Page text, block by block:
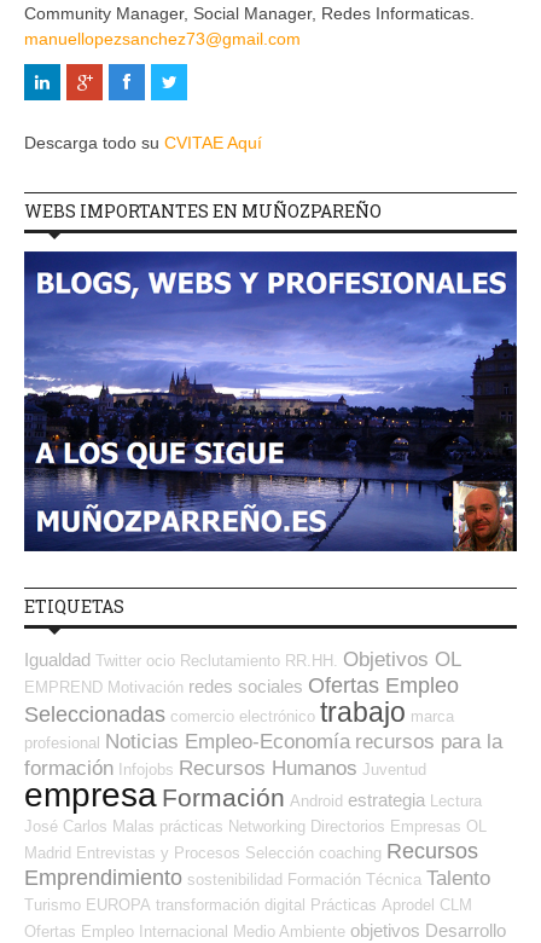
Community Manager, Social Manager, Redes Informaticas.
manuellopezsanchez73@gmail.com
Descarga todo su CVITAE Aquí
WEBS IMPORTANTES EN MUÑOZPAREÑO
ETIQUETAS
Igualdad Twitter ocio Reclutamiento RR.HH. Objetivos OL
EMPREND Motivación redes sociales Ofertas Empleo
Seleccionadas comercio electrónico trabajo marca
profesional
Noticias Empleo-Economía recursos para la
formación Infojobs Recursos Humanos Juventud
empresa Formación Android estrategia Lectura
José Carlos Malas prácticas Networking Directorios Empresas OL
Madrid Entrevistas y Procesos Selección coaching Recursos
Emprendimiento sostenibilidad Formación Técnica Talento
Turismo EUROPA transformación digital Prácticas Aprodel CLM
Ofertas Empleo Internacional Medio Ambiente objetivos Desarrollo